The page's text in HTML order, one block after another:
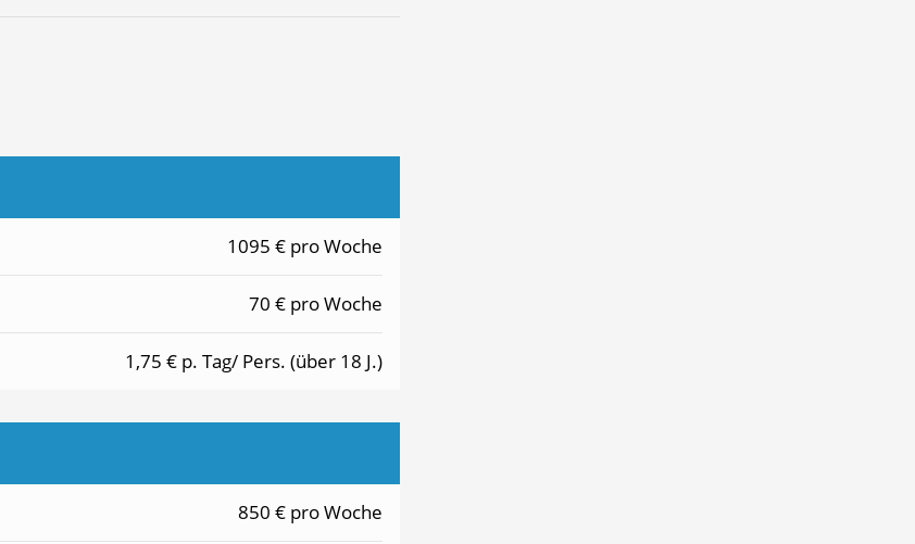
1095 € pro Woche
70 € pro Woche
1,75 € p. Tag/ Pers. (über 18 J.)
850 € pro Woche